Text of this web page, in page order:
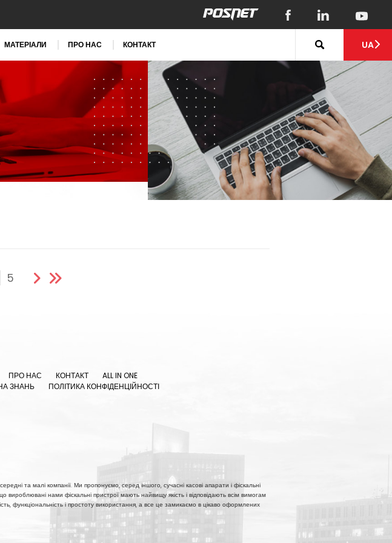
МАТЕРІАЛИ ПРО НАС КОНТАКТ UA
5
ПРО НАС КОНТАКТ
ALL IN ONE
ЗНАНЬ ПОЛІТИКА КОНФІДЕНЦІЙНОСТІ
та малі компанії. Ми пропонуємо, серед іншого, сучасні касові апарати і фіскальні
нами фіскальні пристрої мають найвищу якість і відповідають всім вимогам
функціональність і простоту використання, а все це замикаємо в цікаво оформлених